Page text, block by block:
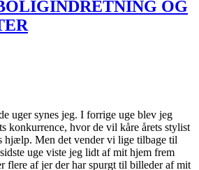
OG
uger synes jeg. I forrige uge blev jeg
konkurrence, hvor de vil kåre årets stylist
hjælp. Men det vender vi lige tilbage til
uge viste jeg lidt af mit hjem frem
flere af jer der har spurgt til billeder af mit